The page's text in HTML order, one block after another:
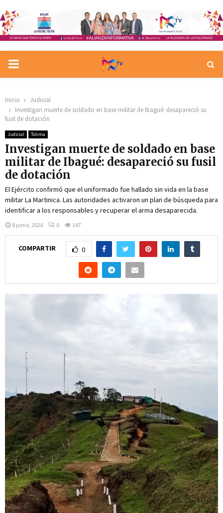
PRIMARY
Inicio
Judicial
Investigan muerte de soldado en base militar de Ibagué: desapareció su
fusil de dotación
Judicial Tolima
Investigan muerte de soldado en base
militar de Ibagué: desapareció su fusil
de dotación
El Ejército confirmó que el uniformado fue hallado sin vida en la base
militar La Martinica. Las autoridades activaron un plan de búsqueda para
identificar a los responsables y recuperar el arma desaparecida.
8 junio, 2026 0 147
COMPARTIR 0